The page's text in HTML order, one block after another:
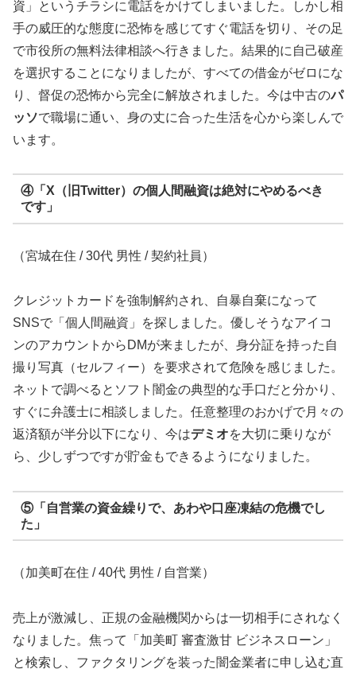
資」というチラシに電話をかけてしまいました。しかし相
手の威圧的な態度に恐怖を感じてすぐ電話を切り、その足
で市役所の無料法律相談へ行きました。結果的に自己破産
を選択することになりましたが、すべての借金がゼロにな
り、督促の恐怖から完全に解放されました。今は中古のパ
ッソで職場に通い、身の丈に合った生活を心から楽しんで
います。
④「X（旧Twitter）の個人間融資は絶対にやめるべき
です」
（宮城在住 / 30代 男性 / 契約社員）
クレジットカードを強制解約され、自暴自棄になって
SNSで「個人間融資」を探しました。優しそうなアイコ
ンのアカウントからDMが来ましたが、身分証を持った自
撮り写真（セルフィー）を要求されて危険を感じました。
ネットで調べるとソフト闇金の典型的な手口だと分かり、
すぐに弁護士に相談しました。任意整理のおかげで月々の
返済額が半分以下になり、今はデミオを大切に乗りなが
ら、少しずつですが貯金もできるようになりました。
⑤「自営業の資金繰りで、あわや口座凍結の危機でし
た」
（加美町在住 / 40代 男性 / 自営業）
売上が激減し、正規の金融機関からは一切相手にされなく
なりました。焦って「加美町 審査激甘 ビジネスローン」
と検索し、ファクタリングを装った闇金業者に申し込む直